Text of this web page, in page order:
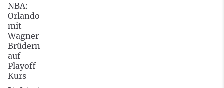
NBA:
Orlando
mit
Wagner-
Brüdern
auf
Playoff-
Kurs